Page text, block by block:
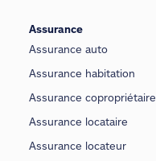
Assurance
Assurance auto
Assurance habitation
Assurance copropriétaire
Assurance locataire
Assurance locateur